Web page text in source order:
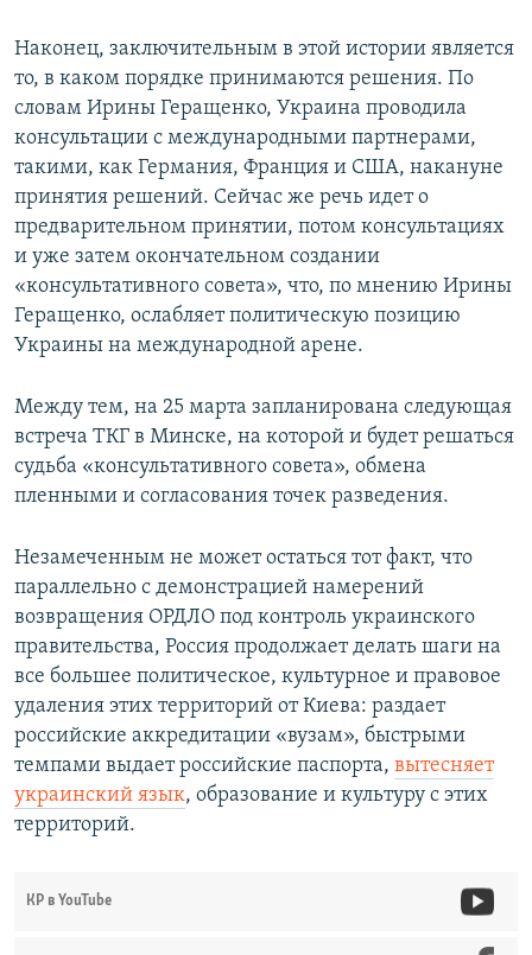
Наконец, заключительным в этой истории является
то, в каком порядке принимаются решения. По
словам Ирины Геращенко, Украина проводила
консультации с международными партнерами,
такими, как Германия, Франция и США, накануне
принятия решений. Сейчас же речь идет о
предварительном принятии, потом консультациях
и уже затем окончательном создании
«консультативного совета», что, по мнению Ирины
Геращенко, ослабляет политическую позицию
Украины на международной арене.
Между тем, на 25 марта запланирована следующая
встреча ТКГ в Минске, на которой и будет решаться
судьба «консультативного совета», обмена
пленными и согласования точек разведения.
Незамеченным не может остаться тот факт, что
параллельно с демонстрацией намерений
возвращения ОРДЛО под контроль украинского
правительства, Россия продолжает делать шаги на
все большее политическое, культурное и правовое
удаления этих территорий от Киева: раздает
российские аккредитации «вузам», быстрыми
темпами выдает российские паспорта, вытесняет
украинский язык, образование и культуру с этих
территорий.
КР в YouTube